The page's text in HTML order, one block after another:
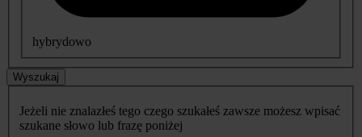
hybrydowo
Wyszukaj
Jeżeli nie znalazłeś tego czego szukałeś zawsze możesz wpisać
szukane słowo lub frazę poniżej